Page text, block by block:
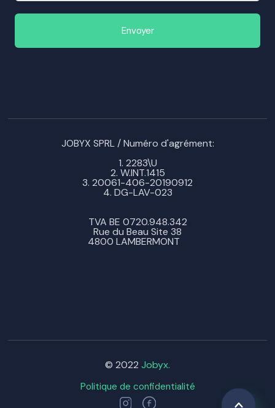
JOBYX SPRL / Numéro d'agrément:
1. 2283\U
2. W.INT.1415
3. 20061-406-20190912
4. DG-LAV-023
TVA BE 0720.948.342
Rue du Beau Site 38
4800 LAMBERMONT
© 2022 Jobyx.
Politique de confidentialité